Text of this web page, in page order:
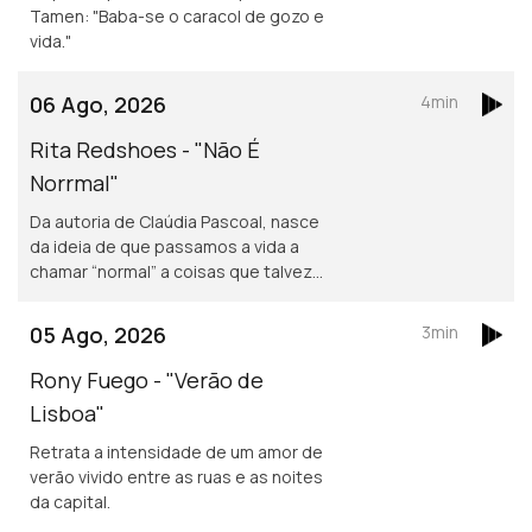
Tamen: "Baba-se o caracol de gozo e
vida."
06 Ago, 2026
Rita Redshoes - "Não É
Norrmal"
Da autoria de Claúdia Pascoal, nasce
da ideia de que passamos a vida a
chamar “normal” a coisas que talvez
4min
05 Ago, 2026
Rony Fuego - "Verão de
Lisboa"
Retrata a intensidade de um amor de
verão vivido entre as ruas e as noites
da capital.
3min